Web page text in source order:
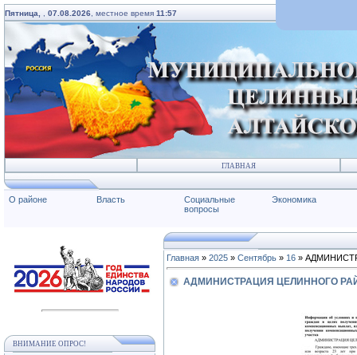
Пятница, 07.08.2026 , местное время 11:57
ГЛАВНАЯ
О районе Власть
Социальные
вопросы
Экономика
ВНИМАНИЕ ОПРОС!
Главная » 2025 » Сентябрь » 16 »
АДМИНИСТРАЦИЯ ЦЕЛИННОГО